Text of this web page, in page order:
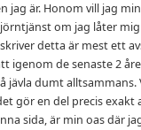
jag är. Honom vill jag
om jag låter
detta är mest ett
igenom de senaste 2
jävla dumt alltsammans.
gör en del precis
sida, är min oas där